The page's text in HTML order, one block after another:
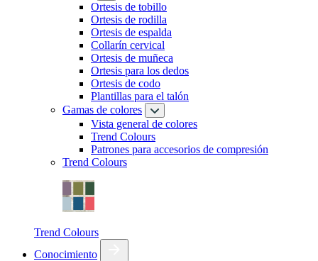
Ortesis de tobillo
Ortesis de rodilla
Ortesis de espalda
Collarín cervical
Ortesis de muñeca
Ortesis para los dedos
Ortesis de codo
Plantillas para el talón
Gamas de colores
Vista general de colores
Trend Colours
Patrones para accesorios de compresión
Trend Colours
Trend Colours
Conocimiento